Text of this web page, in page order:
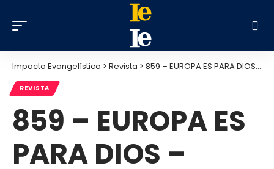
Impacto Evangelístico > Revista > 859 – EUROPA ES PARA DIOS – AGOSTO 2025
REVISTA
859 – EUROPA ES
PARA DIOS –